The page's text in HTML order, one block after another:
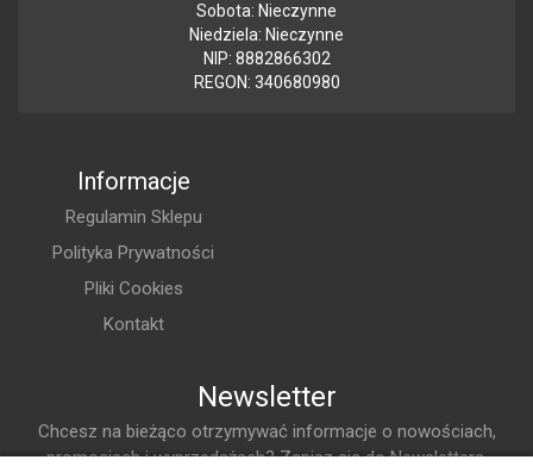
Sobota: Nieczynne
Niedziela: Nieczynne
NIP: 8882866302
REGON: 340680980
Informacje
Regulamin Sklepu
Polityka Prywatności
Pliki Cookies
Kontakt
Newsletter
Chcesz na bieżąco otrzymywać informacje o nowościach,
promocjach i wyprzedażach? Zapisz się do Newslettera.